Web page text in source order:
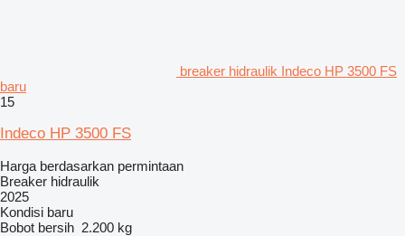
breaker hidraulik Indeco HP 3500 FS
baru
15
Indeco HP 3500 FS
Harga berdasarkan permintaan
Breaker hidraulik
2025
Kondisi baru
Bobot bersih 2.200 kg